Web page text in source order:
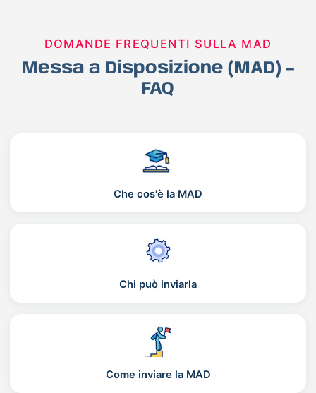
DOMANDE FREQUENTI SULLA MAD
Messa a Disposizione (MAD) –
FAQ
Che cos'è la MAD
Chi può inviarla
Come inviare la MAD